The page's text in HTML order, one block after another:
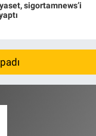
sigortamnews’i